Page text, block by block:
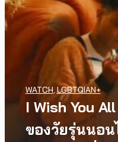
I Wish You
ของวัยรุ่นนอ
WATCH ,LGBTQIAN+